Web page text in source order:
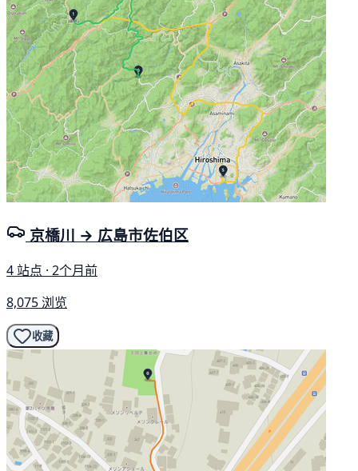
京橋川 → 広島市佐伯区
4 站点 · 2个月前
8,075 浏览
收藏